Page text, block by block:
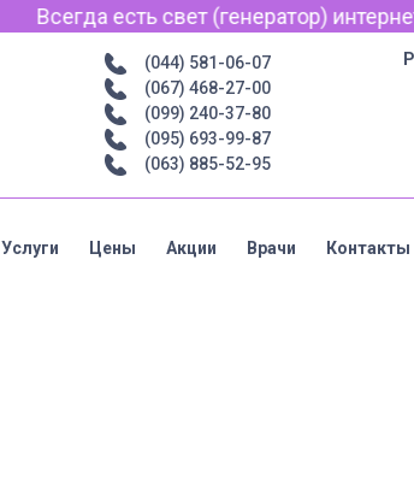
Всегда есть свет (генератор)
(044) 581-06-07
(067) 468-27-00
(099) 240-37-80
(095) 693-99-87
(063) 885-52-95
Услуги Цены Акции Врачи Контакты